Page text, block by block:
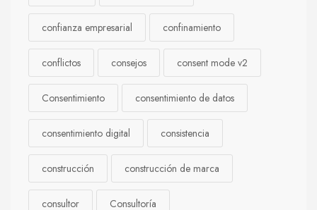
confianza empresarial confinamiento
conflictos consejos consent mode v2
Consentimiento consentimiento de datos
consentimiento digital consistencia
construcción construcción de marca
consultor Consultoría